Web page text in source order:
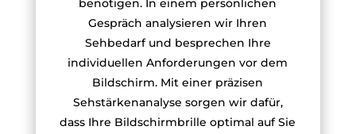
benötigen. In einem persönlichen
Gespräch analysieren wir Ihren
Sehbedarf und besprechen Ihre
individuellen Anforderungen vor dem
Bildschirm. Mit einer präzisen
Sehstärkenanalyse sorgen wir dafür,
dass Ihre Bildschirmbrille optimal auf Sie